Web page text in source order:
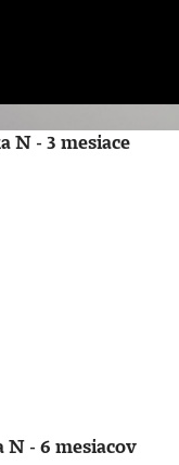
N - 3 mesiace
- 6 mesiacov